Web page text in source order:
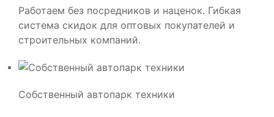
Работаем без посредников и наценок. Гибкая
система скидок для оптовых покупателей и
строительных компаний.
Собственный автопарк техники